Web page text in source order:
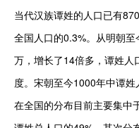
当代汉族谭姓的人口已有
全国人口的0.3%。从明朝
万，增长了14倍多，谭姓人
度。宋朝至今1000年中谭
在全国的分布目前主要集中